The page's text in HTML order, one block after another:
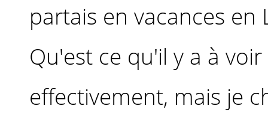
partais en vacances en
Qu'est ce qu'il y a à
effectivement, mais je